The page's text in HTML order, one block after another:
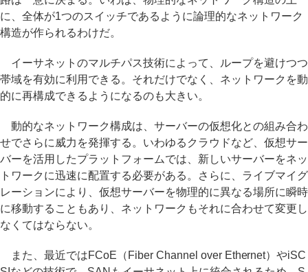
に、全体が1つのスイッチであるように論理的なネットワーク
構造が作られるわけだ。
イーサネットのマルチパス技術によって、ループを避けつつ
帯域を有効に利用できる。それだけでなく、ネットワークを動
的に再構成できるようになるのも大きい。
動的なネットワーク構成は、サーバーの仮想化との組み合わ
せでさらに威力を発揮する。いわゆるクラウドなど、仮想サー
バーを活用したプラットフォームでは、新しいサーバーをネッ
トワークに迅速に配置する必要がある。さらに、ライブマイグ
レーションにより、仮想サーバーを物理的に異なる場所に瞬時
に移動することもあり、ネットワークもそれに合わせて変更し
なくてはならない。
また、最近ではFCoE（Fiber Channel over Ethernet）やiSC